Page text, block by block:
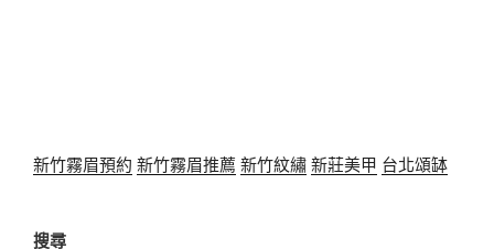
新竹霧眉預約 新竹霧眉推薦 新竹紋繡新莊美甲 台北頌缽
搜尋